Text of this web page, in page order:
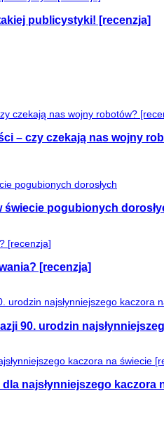
publicystyki! [recenzja]
– czy czekają nas wojny
świecie pogubionych
[recenzja]
90. urodzin
najsłynniejszego kaczora